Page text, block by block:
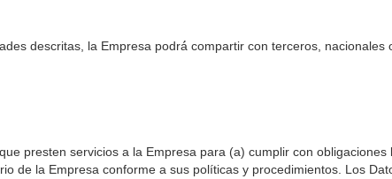
descritas, la Empresa podrá́ compartir con terceros,
presten servicios a la Empresa para (a) cumplir con
de la Empresa conforme a sus políticas y procedimientos. Los